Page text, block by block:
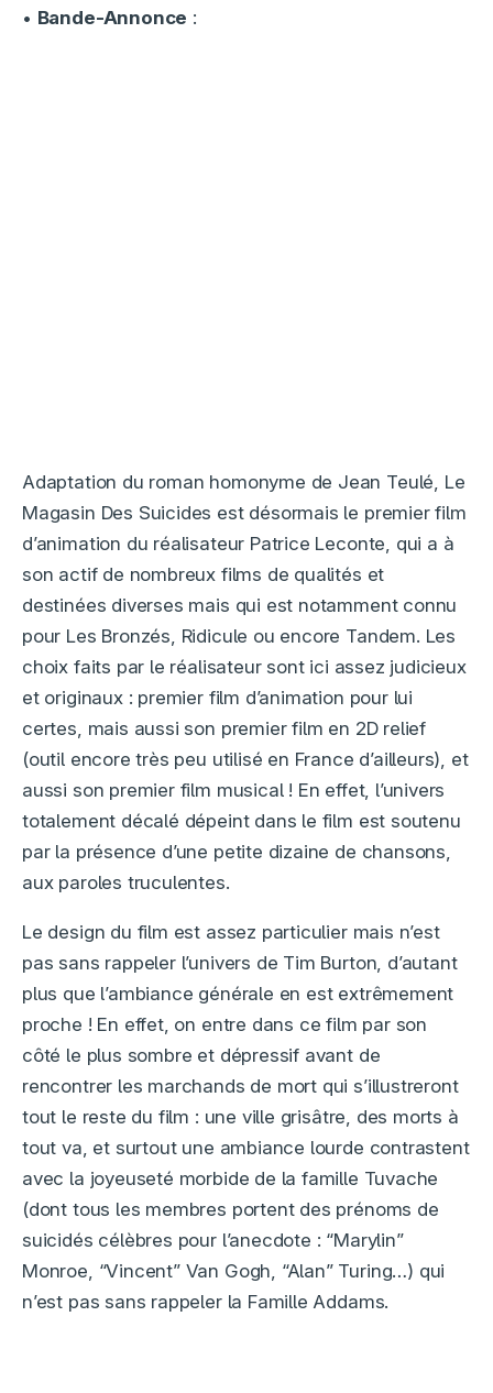
• Bande-Annonce :
Adaptation du roman homonyme de Jean Teulé, Le
Magasin Des Suicides est désormais le premier film
d’animation du réalisateur Patrice Leconte, qui a à
son actif de nombreux films de qualités et
destinées diverses mais qui est notamment connu
pour Les Bronzés, Ridicule ou encore Tandem. Les
choix faits par le réalisateur sont ici assez judicieux
et originaux : premier film d’animation pour lui
certes, mais aussi son premier film en 2D relief
(outil encore très peu utilisé en France d’ailleurs), et
aussi son premier film musical ! En effet, l’univers
totalement décalé dépeint dans le film est soutenu
par la présence d’une petite dizaine de chansons,
aux paroles truculentes.
Le design du film est assez particulier mais n’est
pas sans rappeler l’univers de Tim Burton, d’autant
plus que l’ambiance générale en est extrêmement
proche ! En effet, on entre dans ce film par son
côté le plus sombre et dépressif avant de
rencontrer les marchands de mort qui s’illustreront
tout le reste du film : une ville grisâtre, des morts à
tout va, et surtout une ambiance lourde contrastent
avec la joyeuseté morbide de la famille Tuvache
(dont tous les membres portent des prénoms de
suicidés célèbres pour l’anecdote : “Marylin”
Monroe, “Vincent” Van Gogh, “Alan” Turing…) qui
n’est pas sans rappeler la Famille Addams.